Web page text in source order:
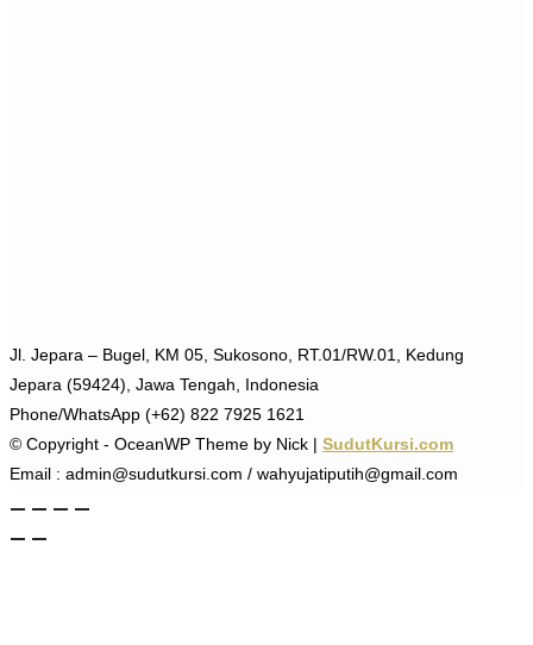
Jl. Jepara – Bugel, KM 05, Sukosono, RT.01/RW.01, Kedung
Jepara (59424), Jawa Tengah, Indonesia
Phone/WhatsApp (+62) 822 7925 1621
© Copyright - OceanWP Theme by Nick | SudutKursi.com
Email : admin@sudutkursi.com / wahyujatiputih@gmail.com